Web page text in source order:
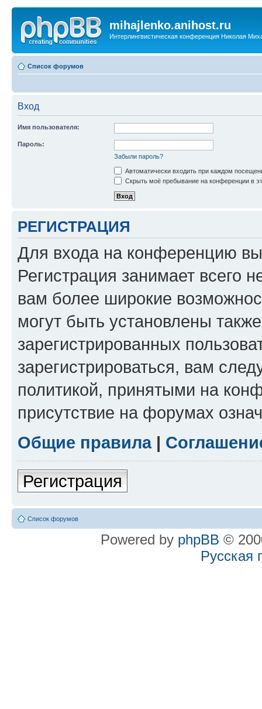
mihajlenko.anihost.ru
Интерлингвистическая конференция Николая
Список форумов
Вход
Имя пользователя:
Пароль:
Забыли пароль?
Автоматически входить при каждом
Скрыть моё пребывание на конференции в
РЕГИСТРАЦИЯ
Для входа на конференцию
Регистрация занимает всего
вам более широкие
могут быть установлены
зарегистрированных
зарегистрироваться, вам
политикой, принятыми на
присутствие на форумах
Общие правила|
Регистрация
Список форумов
Powered by phpBB ©
Русская